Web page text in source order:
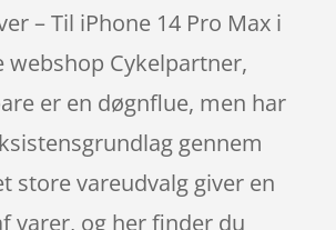
– Til iPhone 14 Pro Max i
webshop Cykelpartner,
er en døgnflue, men har
gennem
store vareudvalg giver en
varer, og her finder du